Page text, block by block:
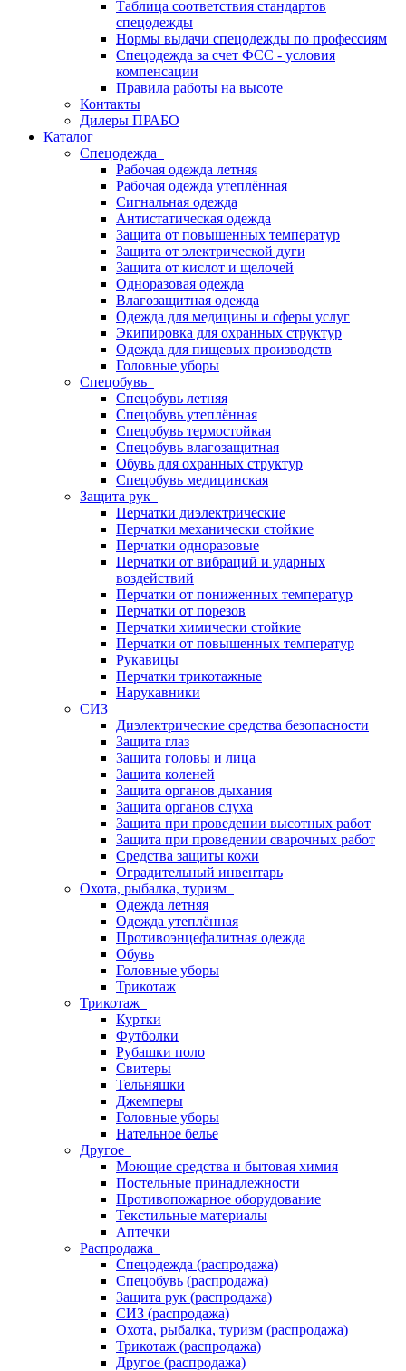
Таблица соответствия стандартов
спецодежды
Нормы выдачи спецодежды по профессиям
Спецодежда за счет ФСС - условия
компенсации
Правила работы на высоте
Контакты
Дилеры ПРАБО
Каталог
Спецодежда
Рабочая одежда летняя
Рабочая одежда утеплённая
Сигнальная одежда
Антистатическая одежда
Защита от повышенных температур
Защита от электрической дуги
Защита от кислот и щелочей
Одноразовая одежда
Влагозащитная одежда
Одежда для медицины и сферы услуг
Экипировка для охранных структур
Одежда для пищевых производств
Головные уборы
Спецобувь
Спецобувь летняя
Спецобувь утеплённая
Спецобувь термостойкая
Спецобувь влагозащитная
Обувь для охранных структур
Спецобувь медицинская
Защита рук
Перчатки диэлектрические
Перчатки механически стойкие
Перчатки одноразовые
Перчатки от вибраций и ударных
воздействий
Перчатки от пониженных температур
Перчатки от порезов
Перчатки химически стойкие
Перчатки от повышенных температур
Рукавицы
Перчатки трикотажные
Нарукавники
СИЗ
Диэлектрические средства безопасности
Защита глаз
Защита головы и лица
Защита коленей
Защита органов дыхания
Защита органов слуха
Защита при проведении высотных работ
Защита при проведении сварочных работ
Средства защиты кожи
Оградительный инвентарь
Охота, рыбалка, туризм
Одежда летняя
Одежда утеплённая
Противоэнцефалитная одежда
Обувь
Головные уборы
Трикотаж
Трикотаж
Куртки
Футболки
Рубашки поло
Свитеры
Тельняшки
Джемперы
Головные уборы
Нательное белье
Другое
Моющие средства и бытовая химия
Постельные принадлежности
Противопожарное оборудование
Текстильные материалы
Аптечки
Распродажа
Спецодежда (распродажа)
Спецобувь (распродажа)
Защита рук (распродажа)
СИЗ (распродажа)
Охота, рыбалка, туризм (распродажа)
Трикотаж (распродажа)
Другое (распродажа)